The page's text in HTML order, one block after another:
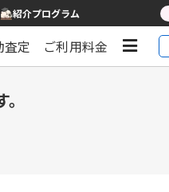
紹介プログラム
査定 ご利用料金